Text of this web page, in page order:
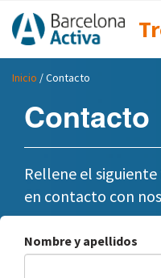
Inicio / Contacto
Contacto
Rellene el
en contacto con
Nombre y apellidos